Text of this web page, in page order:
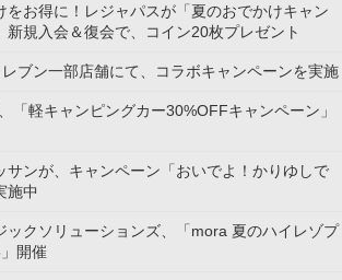
をお得に！レジャパスが「夏のおでかけキャン
新規入会＆復会で、コイン20枚プレゼント
ブン一部店舗にて、コラボキャンペーンを実施
「軽キャンピングカー30%OFFキャンペーン」
サンが、キャンペーン「おいでよ！かりゆしで
施中
ックソリューションズ、「mora 夏のハイレゾプ
開催